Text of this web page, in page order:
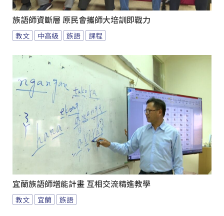
族語師資斷層 原民會攜師大培訓即戰力
教文 中高級 族語 課程
宜蘭族語師增能計畫 互相交流精進教學
教文 宜蘭 族語